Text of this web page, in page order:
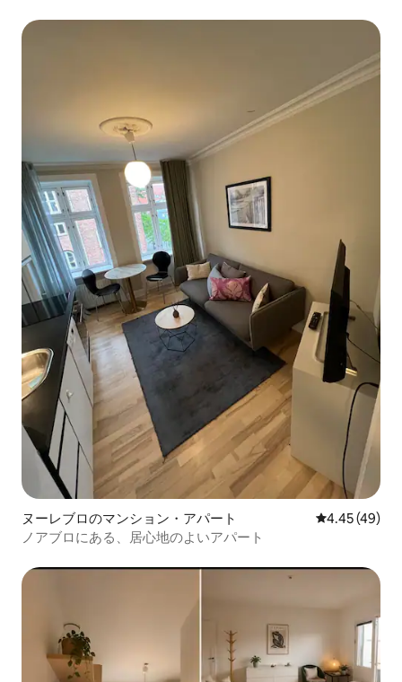
ヌーレブロのマンション・アパート レビュー49
4.45 (49)
ノアブロにある、居心地のよいアパート